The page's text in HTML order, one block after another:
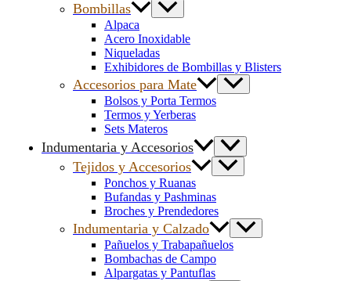
Bombillas
Alpaca
Acero Inoxidable
Niqueladas
Exhibidores de Bombillas y Blisters
Accesorios para Mate
Bolsos y Porta Termos
Termos y Yerberas
Sets Materos
Indumentaria y Accesorios
Tejidos y Accesorios
Ponchos y Ruanas
Bufandas y Pashminas
Broches y Prendedores
Indumentaria y Calzado
Pañuelos y Trabapañuelos
Bombachas de Campo
Alpargatas y Pantuflas